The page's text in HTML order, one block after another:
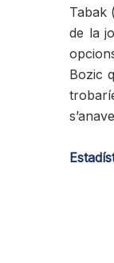
Tabak
de la
Bozic